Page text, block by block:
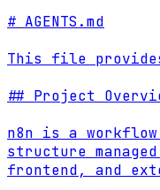
# AGENTS.md
This file
## Project
n8n is a
structure
frontend, and